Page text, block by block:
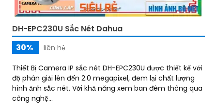
DH-EPC230U Sắc Nét Dahua
30%
liên hệ
Thiết Bị Camera IP sắc nét DH-EPC230U được thiết kế với
độ phân giải lên đến 2.0 megapixel, đem lại chất lượng
hình ảnh sắc nét. Với khả năng xem ban đêm thông qua
công nghệ...